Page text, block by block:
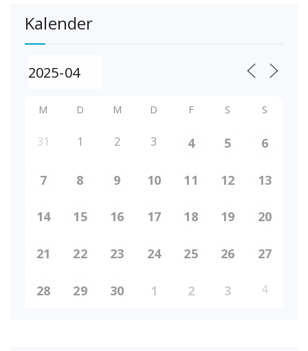
Kalender
M D M D F S S
31 1 2 3 4 5 6
7 8 9 10 11 12 13
14 15 16 17 18 19 20
21 22 23 24 25 26 27
28 29 30 1 2 3 4